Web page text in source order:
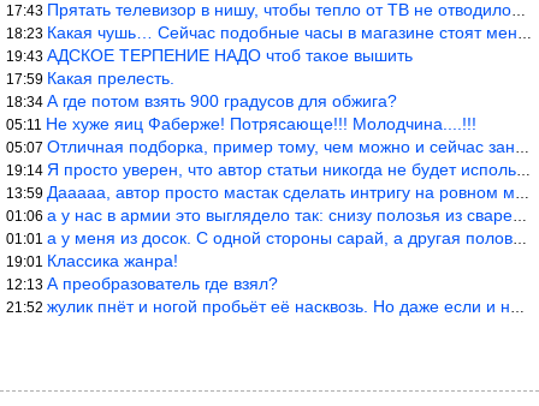
17:43 Прятать телевизор в нишу, чтобы тепло от ТВ не отводилось и теле
18:23 Какая чушь… Сейчас подобные часы в магазине стоят меньше 10 долл
19:43 АДСКОЕ ТЕРПЕНИЕ НАДО чтоб такое вышить
17:59 Какая прелесть.
18:34 А где потом взять 900 градусов для обжига?
05:11 Не хуже яиц Фаберже! Потрясающе!!! Молодчина....!!!
05:07 Отличная подборка, пример тому, чем можно и сейчас заниматься…
19:14 Я просто уверен, что автор статьи никогда не будет использовать
13:59 Дааааа, автор просто мастак сделать интригу на ровном месте! А н
01:06 а у нас в армии это выглядело так: снизу полозья из сваренные тр
01:01 а у меня из досок. С одной стороны сарай, а другая половина — ду
19:01 Классика жанра!
12:13 А преобразователь где взял?
21:52 жулик пнёт и ногой пробьёт её насквозь. Но даже если и никогда н